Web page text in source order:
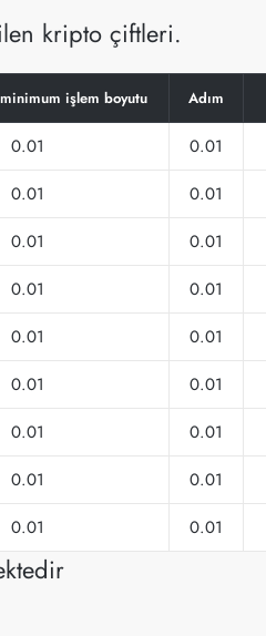
kripto çiftleri.
işlem boyutu Adım
0.01 0.01
0.01 0.01
0.01 0.01
0.01 0.01
0.01 0.01
0.01 0.01
0.01 0.01
0.01 0.01
0.01 0.01